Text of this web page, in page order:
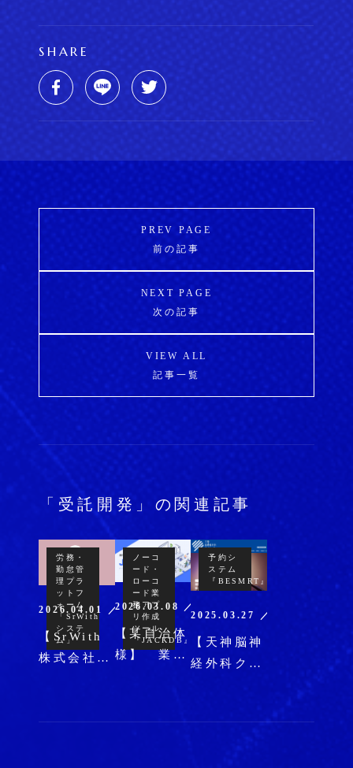
SHARE
PREV PAGE
前の記事
VIEW ALL
記事一覧
NEXT PAGE
次の記事
「受託開発」の関連記事
労務・
勤怠管
理プラ
ットフ
ォーム
「SrWith
システ
ム」
2026.04.01 ／ 受託開発
【SrWith
株式会社
理プラット
ノーコ
ード・
ローコ
ード業
務アプ
リ作成
ツール
『JACKDB』
2026.03.08 ／ パッケージ
【某自治体
様】 業務
予約シ
ステム
『BESMRT』
2025.03.27 ／ パッケージ
【天神脳神
経外科クリ
ドック予約
システムを